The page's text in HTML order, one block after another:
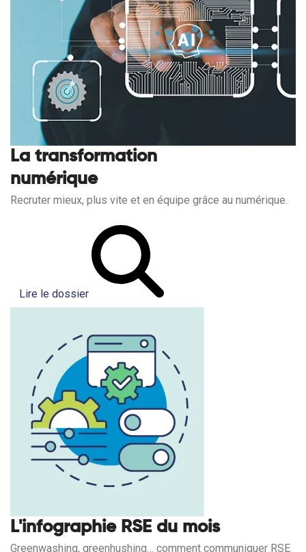
La transformation
numérique
Recruter mieux, plus vite et en équipe grâce au numérique.
Lire le dossier
L'infographie RSE du mois
Greenwashing, greenhushing… comment communiquer RSE